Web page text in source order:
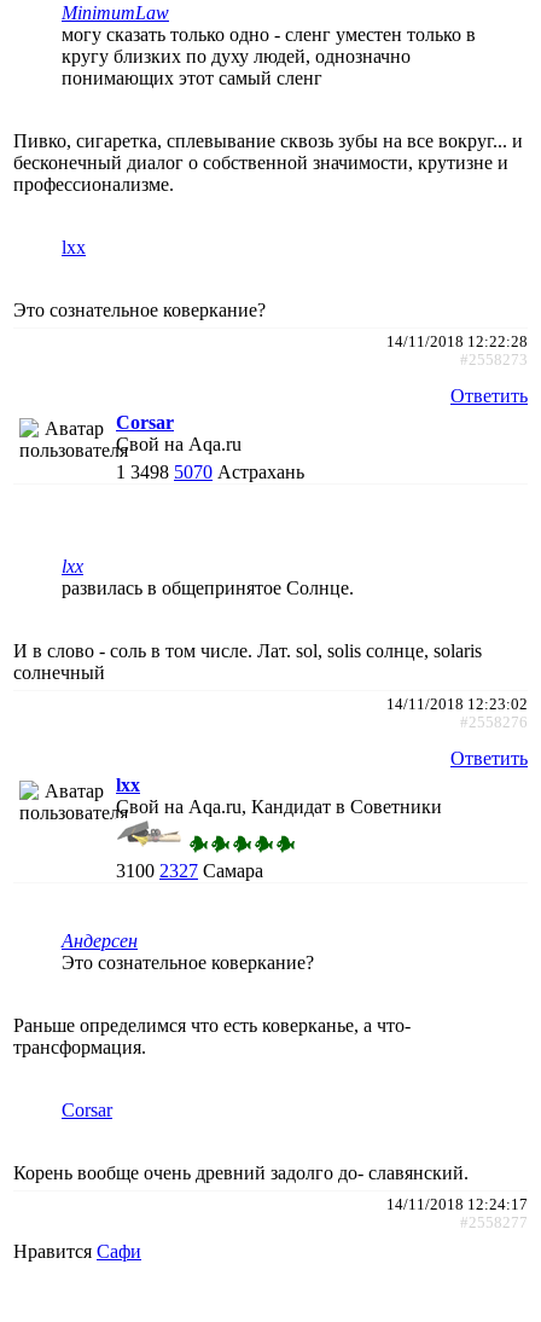
MinimumLaw
могу сказать только одно - сленг уместен только в
кругу близких по духу людей, однозначно
понимающих этот самый сленг
Пивко, сигаретка, сплевывание сквозь зубы на все вокруг... и
бесконечный диалог о собственной значимости, крутизне и
профессионализме.
lxx
Это сознательное коверкание?
14/11/2018 12:22:28
#2558273
Ответить
Corsar
Свой на Aqa.ru
1 3498 5070 Астрахань
lxx
развилась в общепринятое Солнце.
И в слово - соль в том числе. Лат. sol, solis солнце, solaris
солнечный
14/11/2018 12:23:02
#2558276
Ответить
lxx
Свой на Aqa.ru, Кандидат в Советники
3100 2327 Самара
Андерсен
Это сознательное коверкание?
Раньше определимся что есть коверканье, а что-
трансформация.
Corsar
Корень вообще очень древний задолго до- славянский.
14/11/2018 12:24:17
#2558277
Нравится Сафи